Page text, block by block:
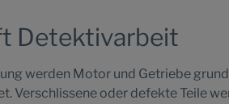
Detektivarbeit
werden Motor und Getriebe
Verschlissene oder defekte Teile